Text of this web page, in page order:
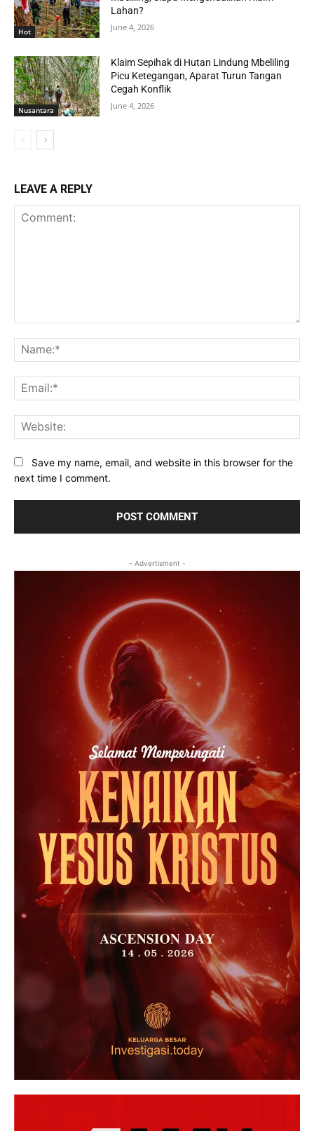
Hot
Lahan?
June 4, 2026
Nusantara
Klaim Sepihak di Hutan Lindung Mbeliling
Picu Ketegangan, Aparat Turun Tangan
Cegah Konflik
June 4, 2026
LEAVE A REPLY
Save my name, email, and website in this browser for the
next time I comment.
- Advertisment -